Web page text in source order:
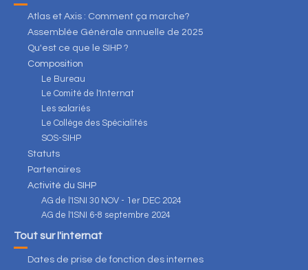
Atlas et Axis : Comment ça marche?
Assemblée Générale annuelle de 2025
Qu'est ce que le SIHP ?
Composition
Le Bureau
Le Comité de l'Internat
Les salariés
Le Collège des Spécialités
SOS-SIHP
Statuts
Partenaires
Activité du SIHP
AG de l'ISNI 30 NOV - 1er DEC 2024
AG de l'ISNI 6-8 septembre 2024
Tout sur l'internat
Dates de prise de fonction des internes